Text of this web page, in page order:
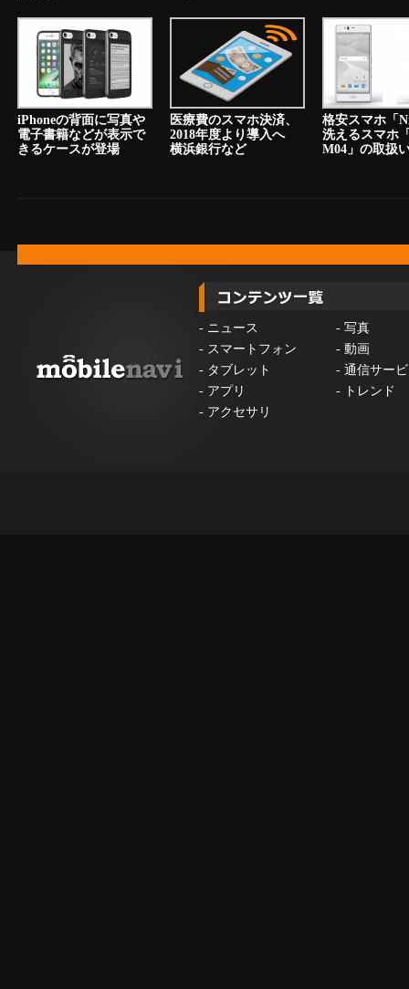
iPhoneの背面に写真や
電子書籍などが表示で
きるケースが登場
医療費のスマホ決済、
2018年度より導入へ
横浜銀行など
格安スマホ
洗えるスマホ
M04」の取扱
- ニュース - 写真
- スマートフォン - 動画
- タブレット - 通信サー
- アプリ -
トレンド
- アクセサリ